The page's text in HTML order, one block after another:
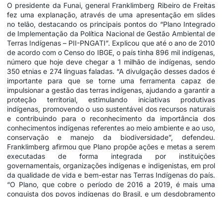
O presidente da Funai, general Franklimberg Ribeiro de Freitas
fez uma explanação, através de uma apresentação em slides
no telão, destacando os principais pontos do “Plano Integrado
de Implementação da Política Nacional de Gestão Ambiental de
Terras Indígenas – PII-PNGATI”. Explicou que até o ano de 2010
de acordo com o Censo do IBGE, o país tinha 896 mil indígenas,
número que hoje deve chegar a 1 milhão de indígenas, sendo
350 etnias e 274 línguas faladas. “A divulgação desses dados é
importante para que se torne uma ferramenta capaz de
impulsionar a gestão das terras indígenas, ajudando a garantir a
proteção territorial, estimulando iniciativas produtivas
indígenas, promovendo o uso sustentável dos recursos naturais
e contribuindo para o reconhecimento da importância dos
conhecimentos indígenas referentes ao meio ambiente e ao uso,
conservação e manejo da biodiversidade”, defendeu.
Franklimberg afirmou que Plano propõe ações e metas a serem
executadas de forma integrada por instituições
governamentais, organizações indígenas e indigenistas, em prol
da qualidade de vida e bem-estar nas Terras Indígenas do país.
“O Plano, que cobre o período de 2016 a 2019, é mais uma
conquista dos povos indígenas do Brasil, e um desdobramento